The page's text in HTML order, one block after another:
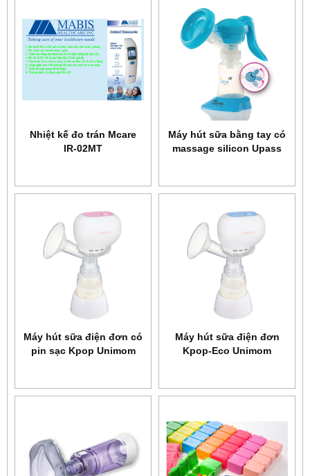
Nhiệt kế đo trán Mcare
IR-02MT
Máy hút sữa bằng tay có
massage silicon Upass
Máy hút sữa điện đơn có
pin sạc Kpop Unimom
Máy hút sữa điện đơn
Kpop-Eco Unimom